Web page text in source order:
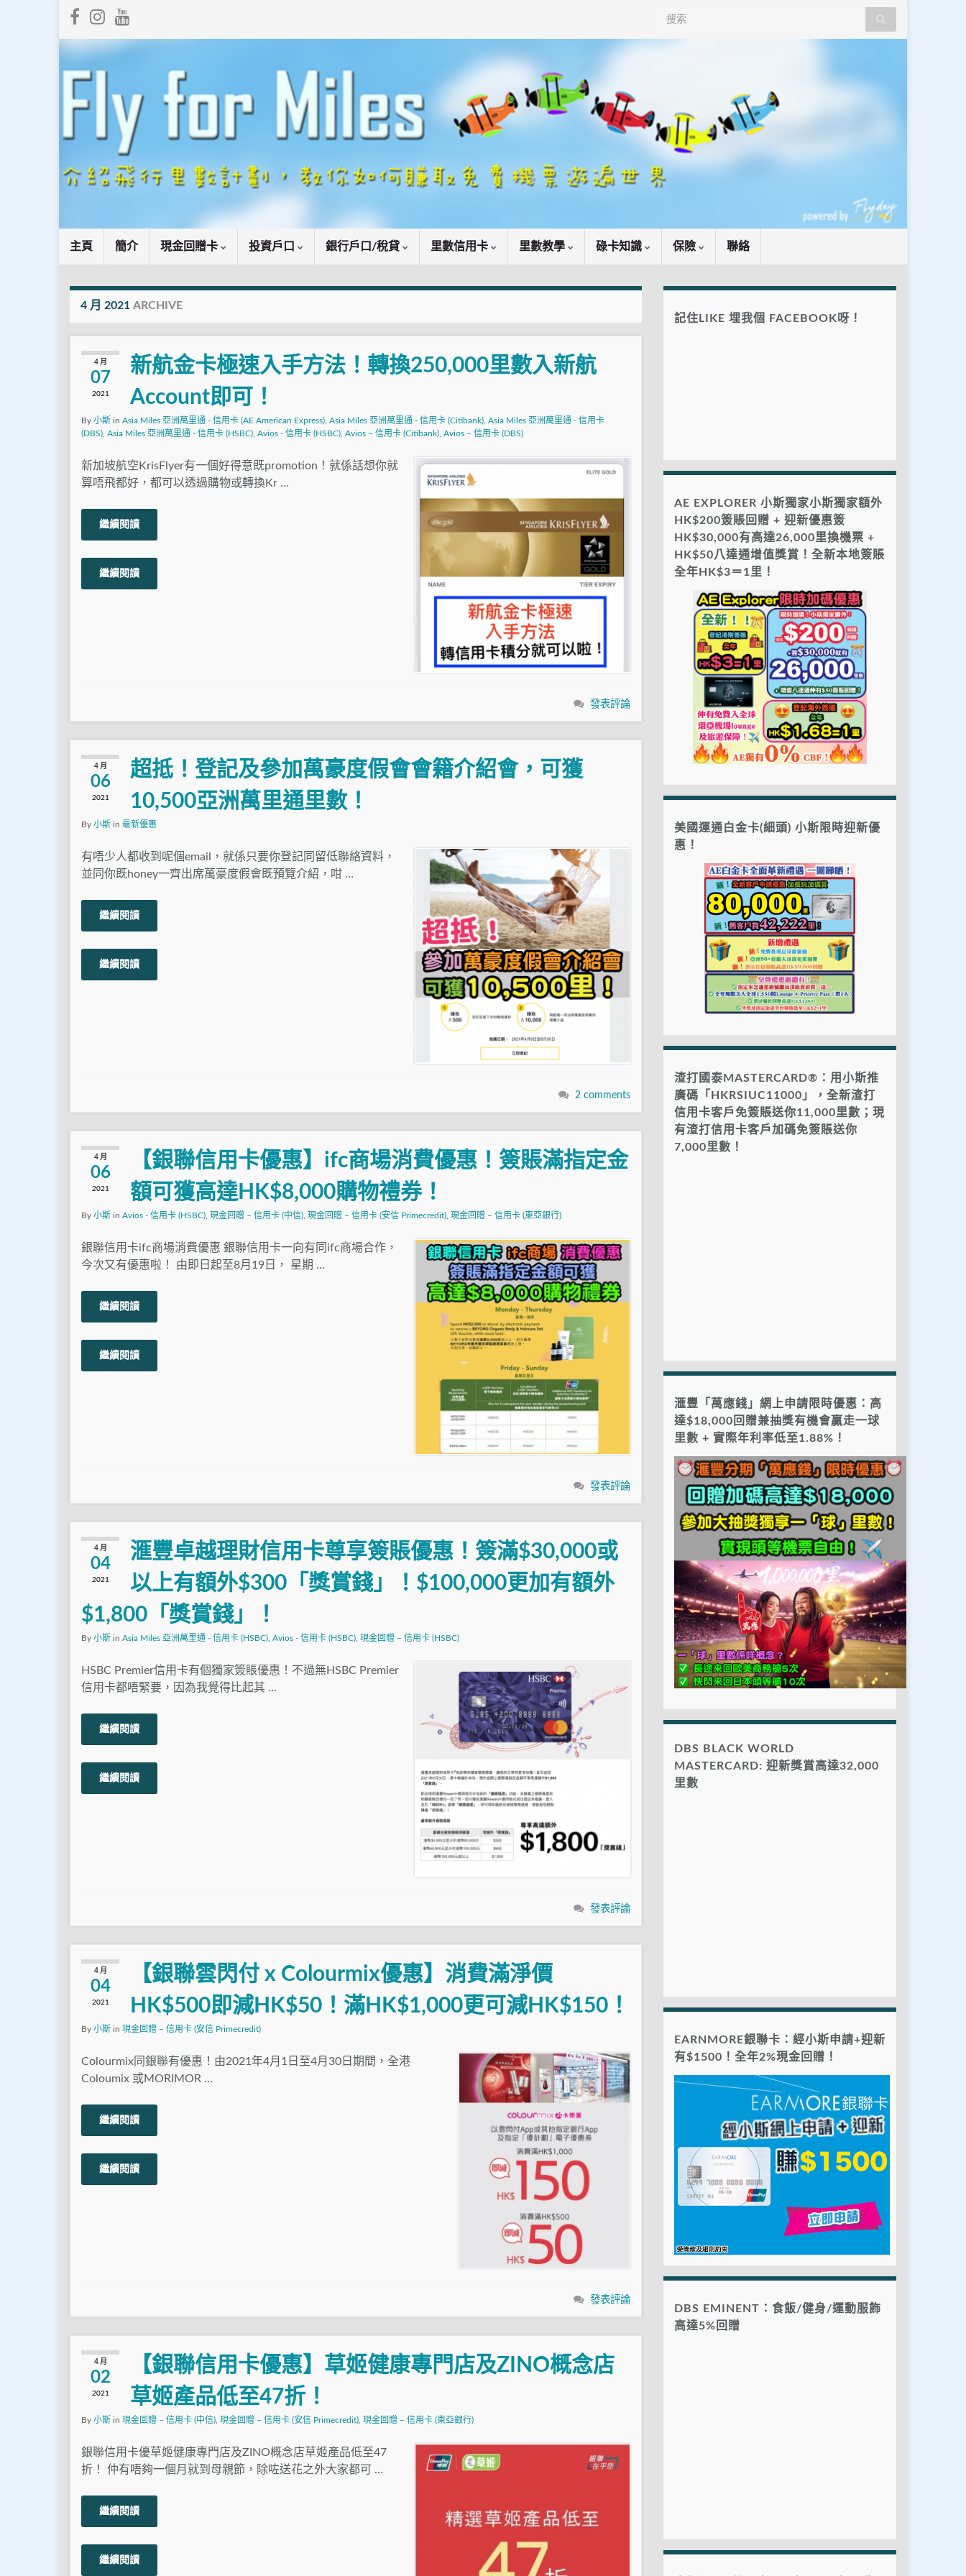
Search for:
主頁 簡介 現金回贈卡 投資戶口 銀行戶口/稅貸 里數信用卡 里數教學 碌卡知識 保險 聯絡
4 月 2021 ARCHIVE
4 月
07
2021
新航金卡極速入手方法！轉換250,000里數入新航
Account即可！
By 小斯 in Asia Miles 亞洲萬里通 - 信用卡 (AE American Express) Asia Miles 亞洲萬里通 - 信用卡 (Citibank) Asia Miles 亞洲萬里通 - 信用卡
(DBS) Asia Miles 亞洲萬里通 - 信用卡 (HSBC) Avios - 信用卡 (HSBC) Avios – 信用卡 (Citibank) Avios – 信用卡 (DBS)
新加坡航空KrisFlyer有一個好得意既promotion！就係話想你就
算唔飛都好，都可以透過購物或轉換Kr …
繼續閱讀
繼續閱讀
發表評論
4 月
06
2021
超抵！登記及參加萬豪度假會會籍介紹會，可獲
10,500亞洲萬里通里數！
By 小斯 in 最新優惠
有唔少人都收到呢個email，就係只要你登記同留低聯絡資料，
並同你既honey一齊出席萬豪度假會既預覽介紹，咁 …
繼續閱讀
繼續閱讀
2 comments
4 月
06
2021
【銀聯信用卡優惠】ifc商場消費優惠！簽賬滿指定金
額可獲高達HK$8,000購物禮券！
By 小斯 in Avios - 信用卡 (HSBC) 現金回贈 – 信用卡 (中信) 現金回贈 – 信用卡 (安信 Primecredit) 現金回贈 – 信用卡 (東亞銀行)
銀聯信用卡ifc商場消費優惠 銀聯信用卡一向有同ifc商場合作，
今次又有優惠啦！ 由即日起至8月19日， 星期 …
繼續閱讀
繼續閱讀
發表評論
4 月
04
2021
滙豐卓越理財信用卡尊享簽賬優惠！簽滿$30,000或
以上有額外$300「獎賞錢」！$100,000更加有額外
$1,800「獎賞錢」！
By 小斯 in Asia Miles 亞洲萬里通 - 信用卡 (HSBC) Avios - 信用卡 (HSBC) 現金回贈 – 信用卡 (HSBC)
HSBC Premier信用卡有個獨家簽賬優惠！不過無HSBC Premier
信用卡都唔緊要，因為我覺得比起其 …
繼續閱讀
繼續閱讀
發表評論
4 月
04
2021
【銀聯雲閃付 x Colourmix優惠】消費滿淨價
HK$500即減HK$50！滿HK$1,000更可減HK$150！
By 小斯 in 現金回贈 – 信用卡 (安信 Primecredit)
Colourmix同銀聯有優惠！由2021年4月1日至4月30日期間，全港
Coloumix 或MORIMOR …
繼續閱讀
繼續閱讀
發表評論
4 月
02
2021
【銀聯信用卡優惠】草姬健康專門店及ZINO概念店
草姬產品低至47折！
By 小斯 in 現金回贈 – 信用卡 (中信) 現金回贈 – 信用卡 (安信 Primecredit) 現金回贈 – 信用卡 (東亞銀行)
銀聯信用卡優草姬健康專門店及ZINO概念店草姬產品低至47
折！ 仲有唔夠一個月就到母親節，除咗送花之外大家都可 …
繼續閱讀
繼續閱讀
記住LIKE 埋我個 FACEBOOK呀！
AE EXPLORER 小斯獨家小斯獨家額外
HK$200簽賬回贈 + 迎新優惠簽
HK$30,000有高達26,000里換機票 +
HK$50八達通增值獎賞！全新本地簽賬
全年HK$3＝1里！
美國運通白金卡(細頭) 小斯限時迎新優
惠！
渣打國泰MASTERCARD®：用小斯推
廣碼「HKRSIUC11000」，全新渣打
信用卡客戶免簽賬送你11,000里數；現
有渣打信用卡客戶加碼免簽賬送你
7,000里數！
滙豐「萬應錢」網上申請限時優惠：高
達$18,000回贈兼抽獎有機會贏走一球
里數 + 實際年利率低至1.88%！
DBS BLACK WORLD
MASTERCARD: 迎新獎賞高達32,000
里數
EARNMORE銀聯卡：經小斯申請+迎新
有$1500！全年2%現金回贈！
DBS EMINENT：食飯/健身/運動服飾
高達5%回贈